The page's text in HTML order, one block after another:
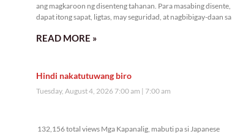
ang magkaroon ng disenteng tahanan. Para masabing disente,
dapat itong sapat, ligtas, may seguridad, at nagbibigay-daan sa
READ MORE »
Hindi nakatutuwang biro
Tuesday, August 4, 2026 7:00 am 7:00 am
132,156 total views Mga Kapanalig, mabuti pa si Japanese